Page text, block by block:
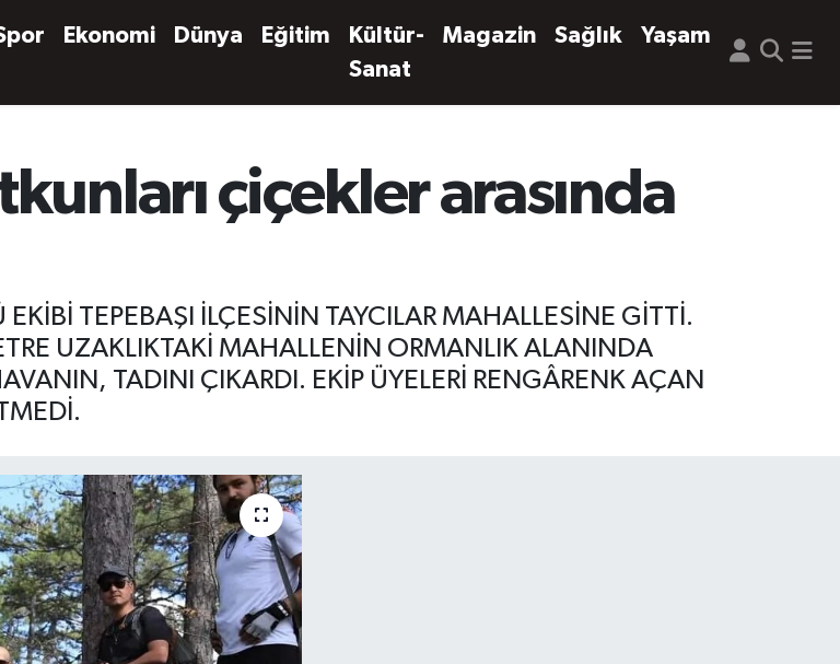
Ekonomi Dünya Eğitim
Kültür-
Sanat
Magazin Sağlık Yaşam
çiçekler arasında
TEPEBAŞI İLÇESİNİN TAYCILAR MAHALLESİNE GİTTİ.
UZAKLIKTAKİ MAHALLENİN ORMANLIK ALANINDA
TADINI ÇIKARDI. EKİP ÜYELERİ RENGÂRENK AÇAN